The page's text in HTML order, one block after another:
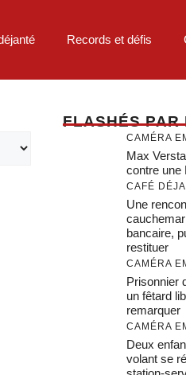
Records et défis
FLASHÉS PAR
CAMÉRA
Max
contre une
CAFÉ
Une
bancaire,
restituer
CAMÉRA
Prisonnier
un fêtard
remarquer
CAMÉRA
Deux
volant se